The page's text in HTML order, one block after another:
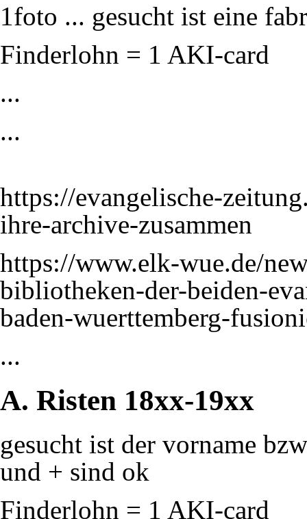
1foto ... gesucht ist eine
Finderlohn = 1 AKI-card
...
...
https://evangelische-
ihre-archive-zusammen
https://www.elk-wue.de/
bibliotheken-der-beiden-
baden-wuerttemberg-
...
A. Risten 18xx-19xx
gesucht ist der vorname
und + sind ok
Finderlohn = 1 AKI-card